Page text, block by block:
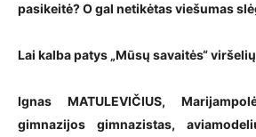
pasikeitė? O gal netikėtas viešumas
Lai kalba patys „Mūsų savaitės“
Ignas MATULEVIČIUS,
gimnazijos gimnazistas,